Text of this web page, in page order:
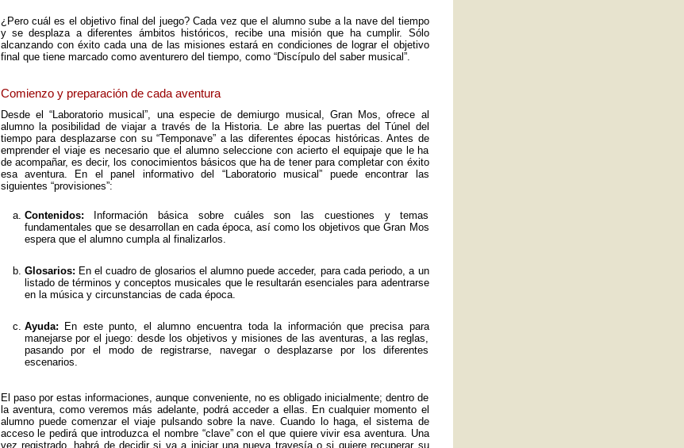
¿Pero cuál es el objetivo final del juego? Cada vez que el alumno sube a la nave del tiempo
y se desplaza a diferentes ámbitos históricos, recibe una misión que ha cumplir. Sólo
alcanzando con éxito cada una de las misiones estará en condiciones de lograr el objetivo
final que tiene marcado como aventurero del tiempo, como “Discípulo del saber musical”.
Comienzo y preparación de cada aventura
Desde el “Laboratorio musical”, una especie de demiurgo musical, Gran Mos, ofrece al
alumno la posibilidad de viajar a través de la Historia. Le abre las puertas del Túnel del
tiempo para desplazarse con su “Temponave” a las diferentes épocas históricas. Antes de
emprender el viaje es necesario que el alumno seleccione con acierto el equipaje que le ha
de acompañar, es decir, los conocimientos básicos que ha de tener para completar con éxito
esa aventura. En el panel informativo del “Laboratorio musical” puede encontrar las
siguientes “provisiones”:
Contenidos: Información básica sobre cuáles son las cuestiones y temas
fundamentales que se desarrollan en cada época, así como los objetivos que Gran Mos
espera que el alumno cumpla al finalizarlos.
Glosarios: En el cuadro de glosarios el alumno puede acceder, para cada periodo, a un
listado de términos y conceptos musicales que le resultarán esenciales para adentrarse
en la música y circunstancias de cada época.
Ayuda: En este punto, el alumno encuentra toda la información que precisa para
manejarse por el juego: desde los objetivos y misiones de las aventuras, a las reglas,
pasando por el modo de registrarse, navegar o desplazarse por los diferentes
escenarios.
El paso por estas informaciones, aunque conveniente, no es obligado inicialmente; dentro de
la aventura, como veremos más adelante, podrá acceder a ellas. En cualquier momento el
alumno puede comenzar el viaje pulsando sobre la nave. Cuando lo haga, el sistema de
acceso le pedirá que introduzca el nombre “clave” con el que quiere vivir esa aventura. Una
vez registrado, habrá de decidir si va a iniciar una nueva travesía o si quiere recuperar su